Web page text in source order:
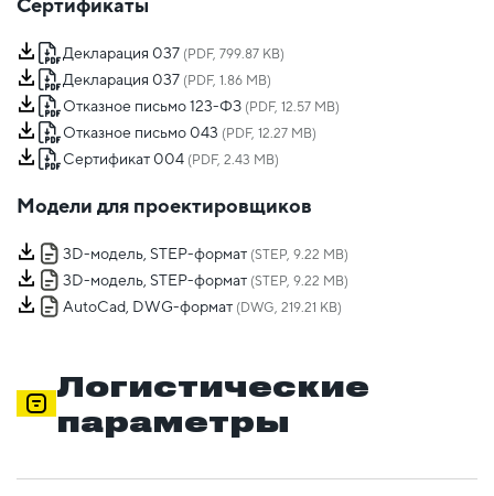
Сертификаты
Декларация 037 (PDF, 799.87 KB)
Декларация 037 (PDF, 1.86 MB)
Отказное письмо 123-ФЗ (PDF, 12.57 MB)
Отказное письмо 043 (PDF, 12.27 MB)
Сертификат 004 (PDF, 2.43 MB)
Модели для проектировщиков
3D-модель, STEP-формат (STEP, 9.22 MB)
3D-модель, STEP-формат (STEP, 9.22 MB)
AutoCad, DWG-формат (DWG, 219.21 KB)
Логистические
параметры